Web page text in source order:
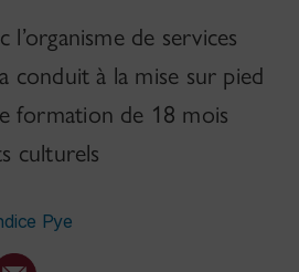
de services
conduit à la mise sur pied
formation de 18 mois
culturels
Pye